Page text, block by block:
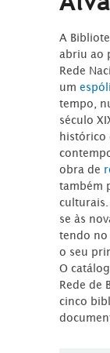
A
abriu ao
Rede
um
tempo,
século
histórico
obra de
também
se às
tendo no
o seu
O
Rede de
cinco